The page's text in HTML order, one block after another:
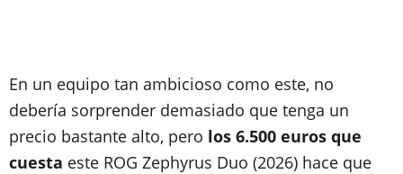
En un equipo tan ambicioso como este, no
debería sorprender demasiado que tenga un
precio bastante alto, pero los 6.500 euros que
cuesta este ROG Zephyrus Duo (2026) hace que